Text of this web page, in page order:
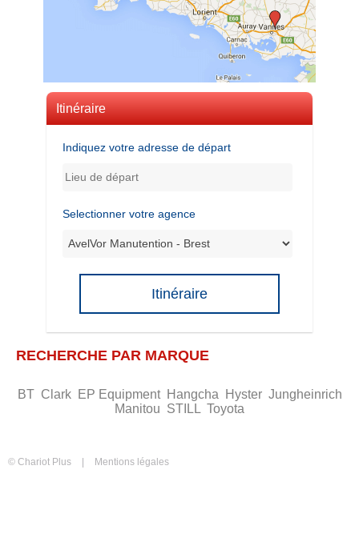
Itinéraire
Indiquez votre adresse de départ
Selectionner votre agence
Itinéraire
RECHERCHE PAR MARQUE
BT Clark EP Equipment Hangcha Hyster Jungheinrich
Manitou STILL Toyota
© Chariot Plus Mentions légales